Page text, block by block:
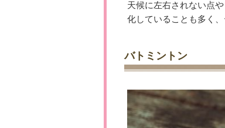
天候に左右されない点
化していることも多く
バトミントン